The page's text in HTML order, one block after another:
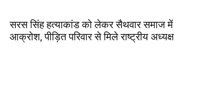
सरस सिंह हत्याकांड को लेकर सैथवार समाज में
आक्रोश, पीड़ित परिवार से मिले राष्ट्रीय अध्यक्ष